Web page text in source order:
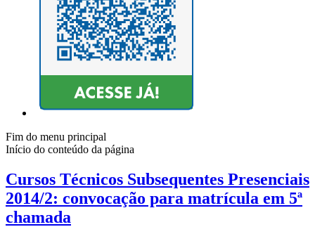
Fim do menu principal
Início do conteúdo da página
Cursos Técnicos Subsequentes Presenciais
2014/2: convocação para matrícula em 5ª
chamada